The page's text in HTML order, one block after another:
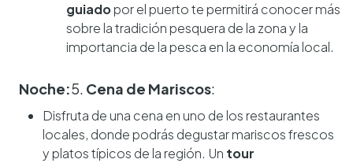
guiadopor el puerto te permitirá conocer más
sobre la tradición pesquera de la zona y la
importancia de la pesca en la economía local.
Noche:5. Cena de Mariscos:
Disfruta de una cena en uno de los restaurantes
locales, donde podrás degustar mariscos frescos
y platos típicos de la región. Un tour